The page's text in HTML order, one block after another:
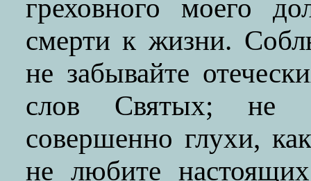
греховного моего
смерти к жизни.
не забывайте
слов Святых; не
совершенно глухи,
не любите